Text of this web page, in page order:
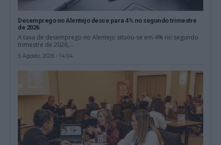
Desemprego no Alentejo desce para 4% no segundo trimestre
de 2026
A taxa de desemprego no Alentejo situou-se em 4% no segundo
trimestre de 2026,...
5 Agosto, 2026 - 14:04